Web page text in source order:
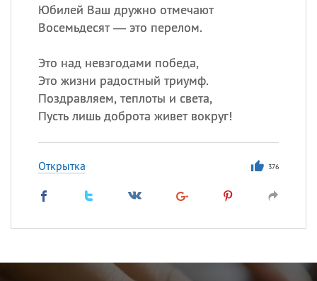
Юбилей Ваш дружно отмечают
Восемьдесят — это перелом.
Это над невзгодами победа,
Это жизни радостный триумф.
Поздравляем, теплоты и света,
Пусть лишь доброта живет вокруг!
Открытка 376